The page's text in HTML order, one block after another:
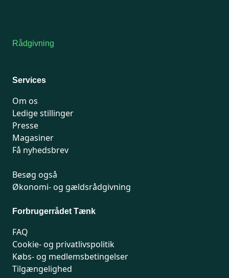
Rådgivning
Services
Om os
Ledige stillinger
Presse
Magasiner
Få nyhedsbrev
Besøg også
Økonomi- og gældsrådgivning
Forbrugerrådet Tænk
FAQ
Cookie- og privatlivspolitik
Købs- og medlemsbetingelser
Tilgængelighed